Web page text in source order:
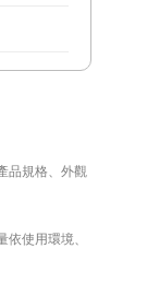
品規格、外觀
使用環境、